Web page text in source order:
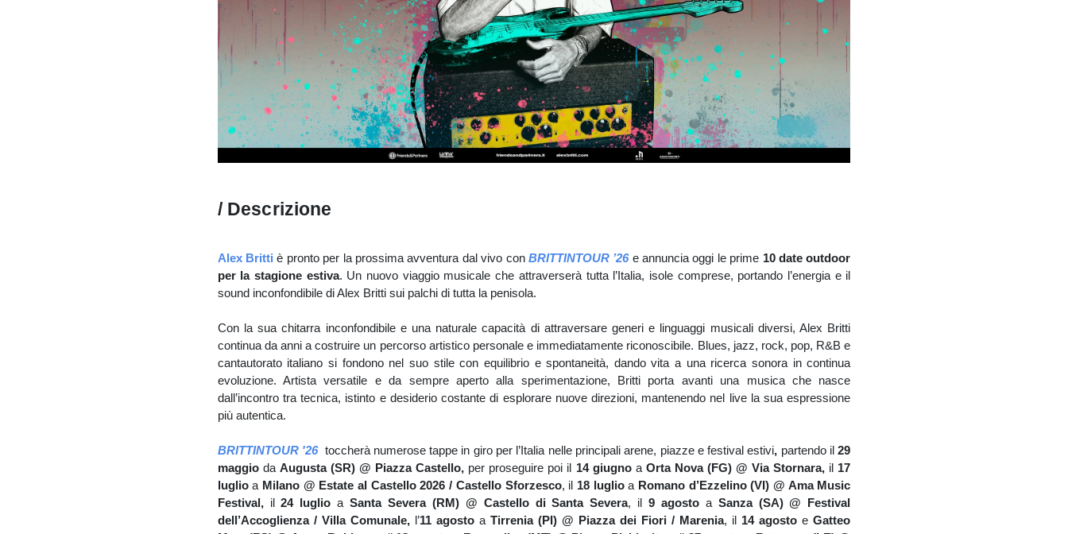
/ Descrizione
Alex Britti è pronto per la prossima avventura dal vivo con BRITTINTOUR ’26e annuncia oggi le prime 10 date outdoor
per la stagione estiva. Un nuovo viaggio musicale che attraverserà tutta l’Italia, isole comprese, portando l’energia e il
sound inconfondibile di Alex Britti sui palchi di tutta la penisola.
Con la sua chitarra inconfondibile e una naturale capacità di attraversare generi e linguaggi musicali diversi, Alex Britti
continua da anni a costruire un percorso artistico personale e immediatamente riconoscibile. Blues, jazz, rock, pop, R&B e
cantautorato italiano si fondono nel suo stile con equilibrio e spontaneità, dando vita a una ricerca sonora in continua
evoluzione. Artista versatile e da sempre aperto alla sperimentazione, Britti porta avanti una musica che nasce
dall’incontro tra tecnica, istinto e desiderio costante di esplorare nuove direzioni, mantenendo nel live la sua espressione
più autentica.
BRITTINTOUR '26 toccherà numerose tappe in giro per l’Italia nelle principali arene, piazze e festival estivi, partendo il29
maggioda Augusta (SR) @ Piazza Castello, per proseguire poi il 14 giugno aOrta Nova (FG) @ Via Stornara, il 17
luglioaMilano @ Estate al Castello 2026 / Castello Sforzesco, il 18 luglioaRomano d’Ezzelino (VI) @ Ama Music
Festival, il 24 luglioaSanta Severa (RM) @ Castello di Santa Severa, il9 agosto aSanza (SA) @ Festival
dell’Accoglienza / Villa Comunale,l’11 agosto aTirrenia (PI) @ Piazza dei Fiori / Marenia, il 14 agostoe Gatteo